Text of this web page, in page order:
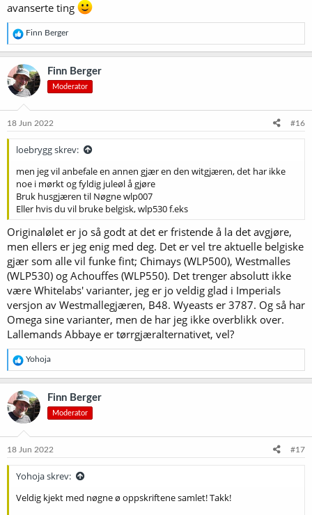
avanserte ting
R
e
a
k
s
j
o
e
Finn Berger
Finn Berger
Moderator
18 Jun 2022 #16
loebrygg skrev:
men jeg vil anbefale en annen gjær en den witgjæren, det har ikke
noe i mørkt og fyldig juleøl å gjøre
Bruk husgjæren til Nøgne wlp007
Eller hvis du vil bruke belgisk, wlp530 f.eks
Originalølet er jo så godt at det er fristende å la det avgjøre,
men ellers er jeg enig med deg. Det er vel tre aktuelle belgiske
gjær som alle vil funke fint; Chimays (WLP500), Westmalles
(WLP530) og Achouffes (WLP550). Det trenger absolutt ikke
være Whitelabs' varianter, jeg er jo veldig glad i Imperials
versjon av Westmallegjæren, B48. Wyeasts er 3787. Og så har
Omega sine varianter, men de har jeg ikke overblikk over.
Lallemands Abbaye er tørrgjæralternativet, vel?
R
e
a
k
s
j
o
e
Yohoja
Finn Berger
Moderator
18 Jun 2022 #17
Yohoja skrev:
Veldig kjekt med nøgne ø oppskriftene samlet! Takk!